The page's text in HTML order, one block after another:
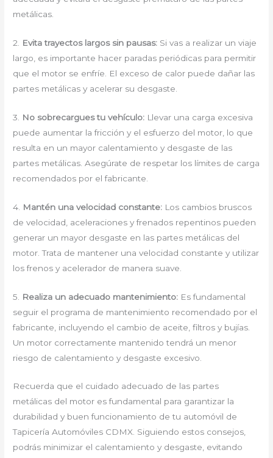
metálicas.
2. Evita trayectos largos sin pausas: Si vas a realizar un viaje
largo, es importante hacer paradas periódicas para permitir
que el motor se enfríe. El exceso de calor puede dañar las
partes metálicas y acelerar su desgaste.
3. No sobrecargues tu vehículo: Llevar una carga excesiva
puede aumentar la fricción y el esfuerzo del motor, lo que
resulta en un mayor calentamiento y desgaste de las
partes metálicas. Asegúrate de respetar los límites de carga
recomendados por el fabricante.
4. Mantén una velocidad constante: Los cambios bruscos
de velocidad, aceleraciones y frenados repentinos pueden
generar un mayor desgaste en las partes metálicas del
motor. Trata de mantener una velocidad constante y utilizar
los frenos y acelerador de manera suave.
5. Realiza un adecuado mantenimiento: Es fundamental
seguir el programa de mantenimiento recomendado por el
fabricante, incluyendo el cambio de aceite, filtros y bujías.
Un motor correctamente mantenido tendrá un menor
riesgo de calentamiento y desgaste excesivo.
Recuerda que el cuidado adecuado de las partes
metálicas del motor es fundamental para garantizar la
durabilidad y buen funcionamiento de tu automóvil de
Tapicería Automóviles CDMX. Siguiendo estos consejos,
podrás minimizar el calentamiento y desgaste, evitando